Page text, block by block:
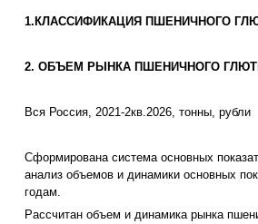
1.КЛАССИФИКАЦИЯ ПШЕНИЧНОГО
2. ОБЪЕМ РЫНКА ПШЕНИЧНОГО
Вся Россия, 2021-2кв.2026, тонны, рубли
Сформирована система основных
анализ объемов и динамики основных
годам.
Рассчитан объем и динамика рынка